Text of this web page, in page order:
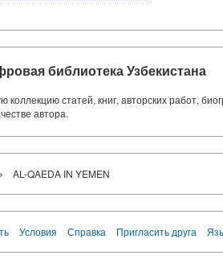
библиотека Узбекистана
коллекцию статей, книг, авторских работ,
автора.
› AL-QAEDA IN YEMEN
Условия Справка Пригласить друга